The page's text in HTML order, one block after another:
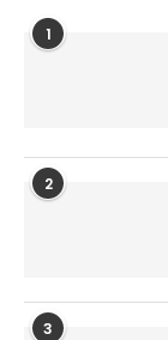
1
2
3